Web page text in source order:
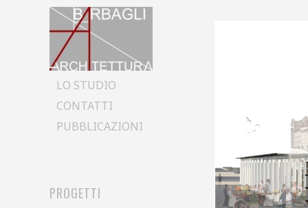
Skip to content
LO STUDIO
CONTATTI
PUBBLICAZIONI
PROGETTI